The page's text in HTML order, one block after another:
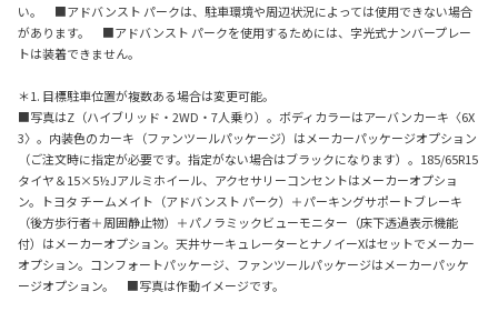
い。 ■アドバンスト パークは、駐車環境や周辺状況によっては使用できない場合
があります。 ■アドバンスト パークを使用するためには、字光式ナンバープレー
トは装着できません。
＊1. 目標駐車位置が複数ある場合は変更可能。
■写真はZ（ハイブリッド・2WD・7人乗り）。ボディカラーはアーバンカーキ〈6X
3〉。内装色のカーキ（ファンツールパッケージ）はメーカーパッケージオプション
（ご注文時に指定が必要です。指定がない場合はブラックになります）。185/65R15
タイヤ＆15×5½Jアルミホイール、アクセサリーコンセントはメーカーオプショ
ン。トヨタ チームメイト（アドバンスト パーク）＋パーキングサポートブレーキ
（後方歩行者＋周囲静止物）＋パノラミックビューモニター（床下透過表示機能
付）はメーカーオプション。天井サーキュレーターとナノイーXはセットでメーカー
オプション。コンフォートパッケージ、ファンツールパッケージはメーカーパッケ
ージオプション。 ■写真は作動イメージです。